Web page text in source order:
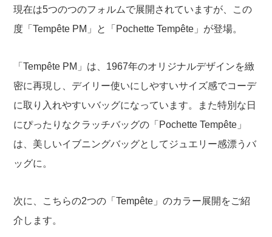
現在は5つのつのフォルムで展開されていますが、この
度「Tempête PM」と「Pochette Tempête」が登場。
「Tempête PM」は、1967年のオリジナルデザインを緻
密に再現し、デイリー使いにしやすいサイズ感でコーデ
に取り入れやすいバッグになっています。また特別な日
にぴったりなクラッチバッグの「Pochette Tempête」
は、美しいイブニングバッグとしてジュエリー感漂うバ
ッグに。
次に、こちらの2つの「Tempête」のカラー展開をご紹
介します。